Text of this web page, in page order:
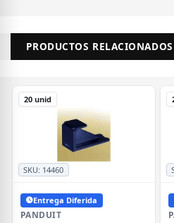
PRODUCTOS RELACIONADOS
SKU: 14460
20 unid
Entrega Diferida
PANDUIT